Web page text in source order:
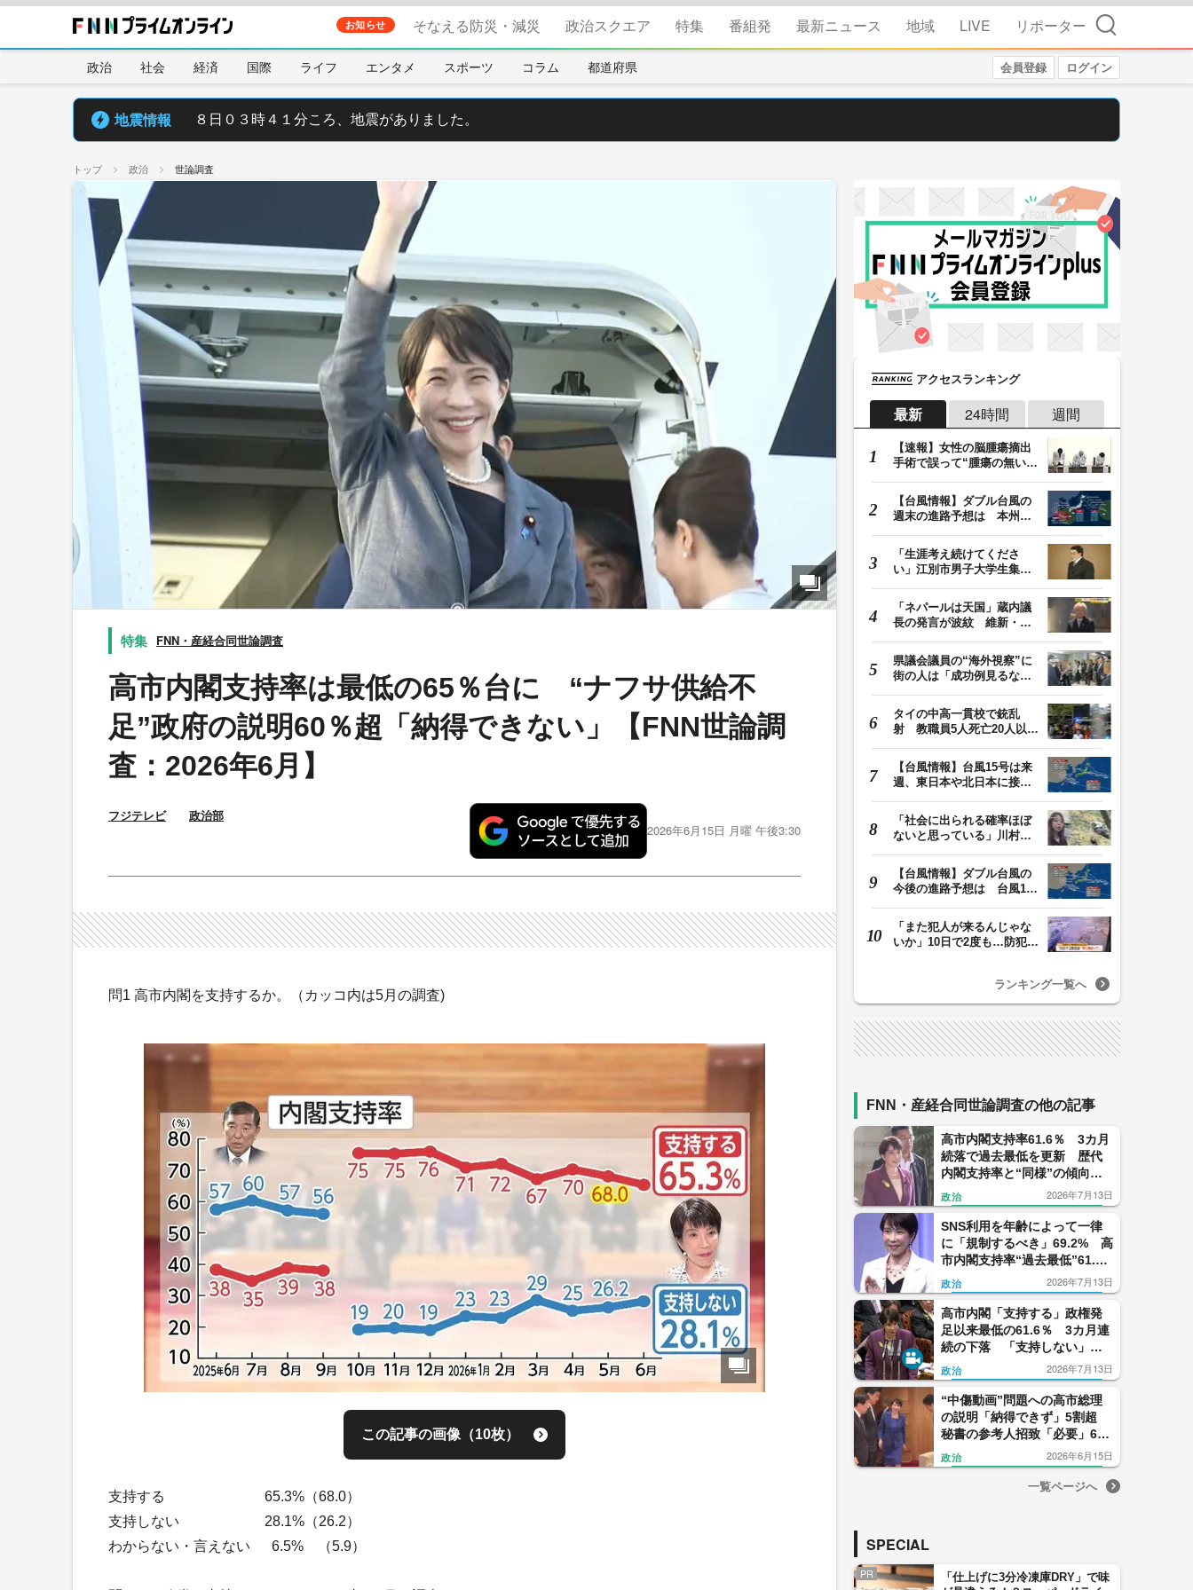
お知らせ そなえる防災・減災 政治スクエア 特集 番組発 最新ニュース 地域 LIVE リポーター 検索
政治 社会 経済 国際 ライフ エンタメ スポーツ コラム 都道府県 会員登録 ログイン
地震情報 ８日０３時４１分ころ、地震がありました。
トップ 政治 世論調査
FNN・産経合同世論調査
高市内閣支持率は最低の65％台に “ナフサ供給不
足”政府の説明60％超「納得できない」【FNN世論調
査：2026年6月】
フジテレビ
政治部
2026年6月15日 月曜 午後3:30
問1 高市内閣を支持するか。（カッコ内は5月の調査)
この記事の画像（10枚）
支持する 65.3%（68.0）
支持しない 28.1%（26.2）
わからない・言えない 6.5% （5.9）
アクセスランキング
最新 24時間 週間
【速報】女性の脳腫瘍摘出
手術で誤って“腫瘍の無い部
【台風情報】ダブル台風の
週末の進路予想は 本州は
「生涯考え続けてくださ
い」江別市男子大学生集団
「ネパールは天国」蔵内議
長の発言が波紋 維新・吉
県議会議員の“海外視察”に
街の人は「成功例見るなら
タイの中高一貫校で銃乱
射 教職員5人死亡20人以上
【台風情報】台風15号は来
週、東日本や北日本に接近
「社会に出られる確率ほぼ
ないと思っている」川村葉
【台風情報】ダブル台風の
今後の進路予想は 台風13
「また犯人が来るんじゃな
いか」10日で2度も…防犯カ
ランキング一覧へ
FNN・産経合同世論調査の他の記事
高市内閣支持率61.6％ 3カ月
続落で過去最低を更新 歴代
内閣支持率と“同様”の傾向も
【FNN世論調査を詳細分析】
政治 2026年7月13日
SNS利用を年齢によって一律
に「規制するべき」69.2% 高
市内閣支持率“過去最低”61.6%
【FNN世論調査：2026年7
月】
政治 2026年7月13日
高市内閣「支持する」政権発
足以来最低の61.6％ 3カ月連
続の下落 「支持しない」は
2.7ポイント上昇【FNN世論調
査】
政治 2026年7月13日
“中傷動画”問題への高市総理
の説明「納得できず」5割超
秘書の参考人招致「必要」6割
超の意外な内訳 FNN世論調
査を詳細分析
政治 2026年6月15日
一覧ページへ
SPECIAL
PR
「仕上げに3分冷凍庫DRY」で味